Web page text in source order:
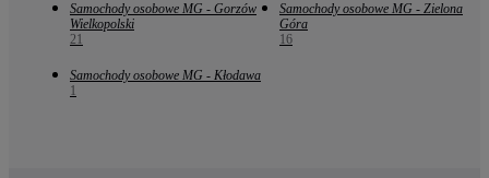
Samochody osobowe MG - Gorzów
Wielkopolski
21
Samochody osobowe MG - Zielona
Góra
16
Samochody osobowe MG - Kłodawa
1